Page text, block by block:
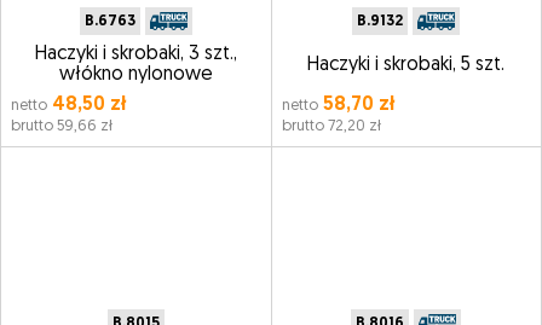
B.6763
Haczyki i skrobaki, 3 szt.,
włókno nylonowe
netto 48,50 zł
brutto 59,66 zł
B.9132
Haczyki i skrobaki, 5 szt.
netto58,70 zł
brutto 72,20 zł